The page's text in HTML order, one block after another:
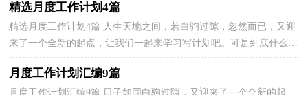
精选月度工作计划4篇
精选月度工作计划4篇 人生天地之间，若白驹过隙，忽然而已，又迎
来了一个全新的起点，让我们一起来学习写计划吧。可是到底什么样
的计划才是适合自己的呢？下面是小编精心整理的月度工...
月度工作计划汇编9篇
月度工作计划汇编9篇 日子如同白驹过隙，又迎来了一个全新的起